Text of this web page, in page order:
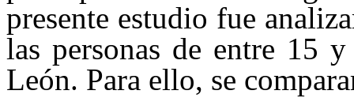
presente estudio fue
las personas de entre 15
León. Para ello, se